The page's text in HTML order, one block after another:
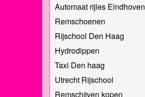
Automaat rijles Eindhoven
Remschoenen
Rijschool Den Haag
Hydrodippen
Taxi Den haag
Utrecht Rijschool
Remschijven kopen